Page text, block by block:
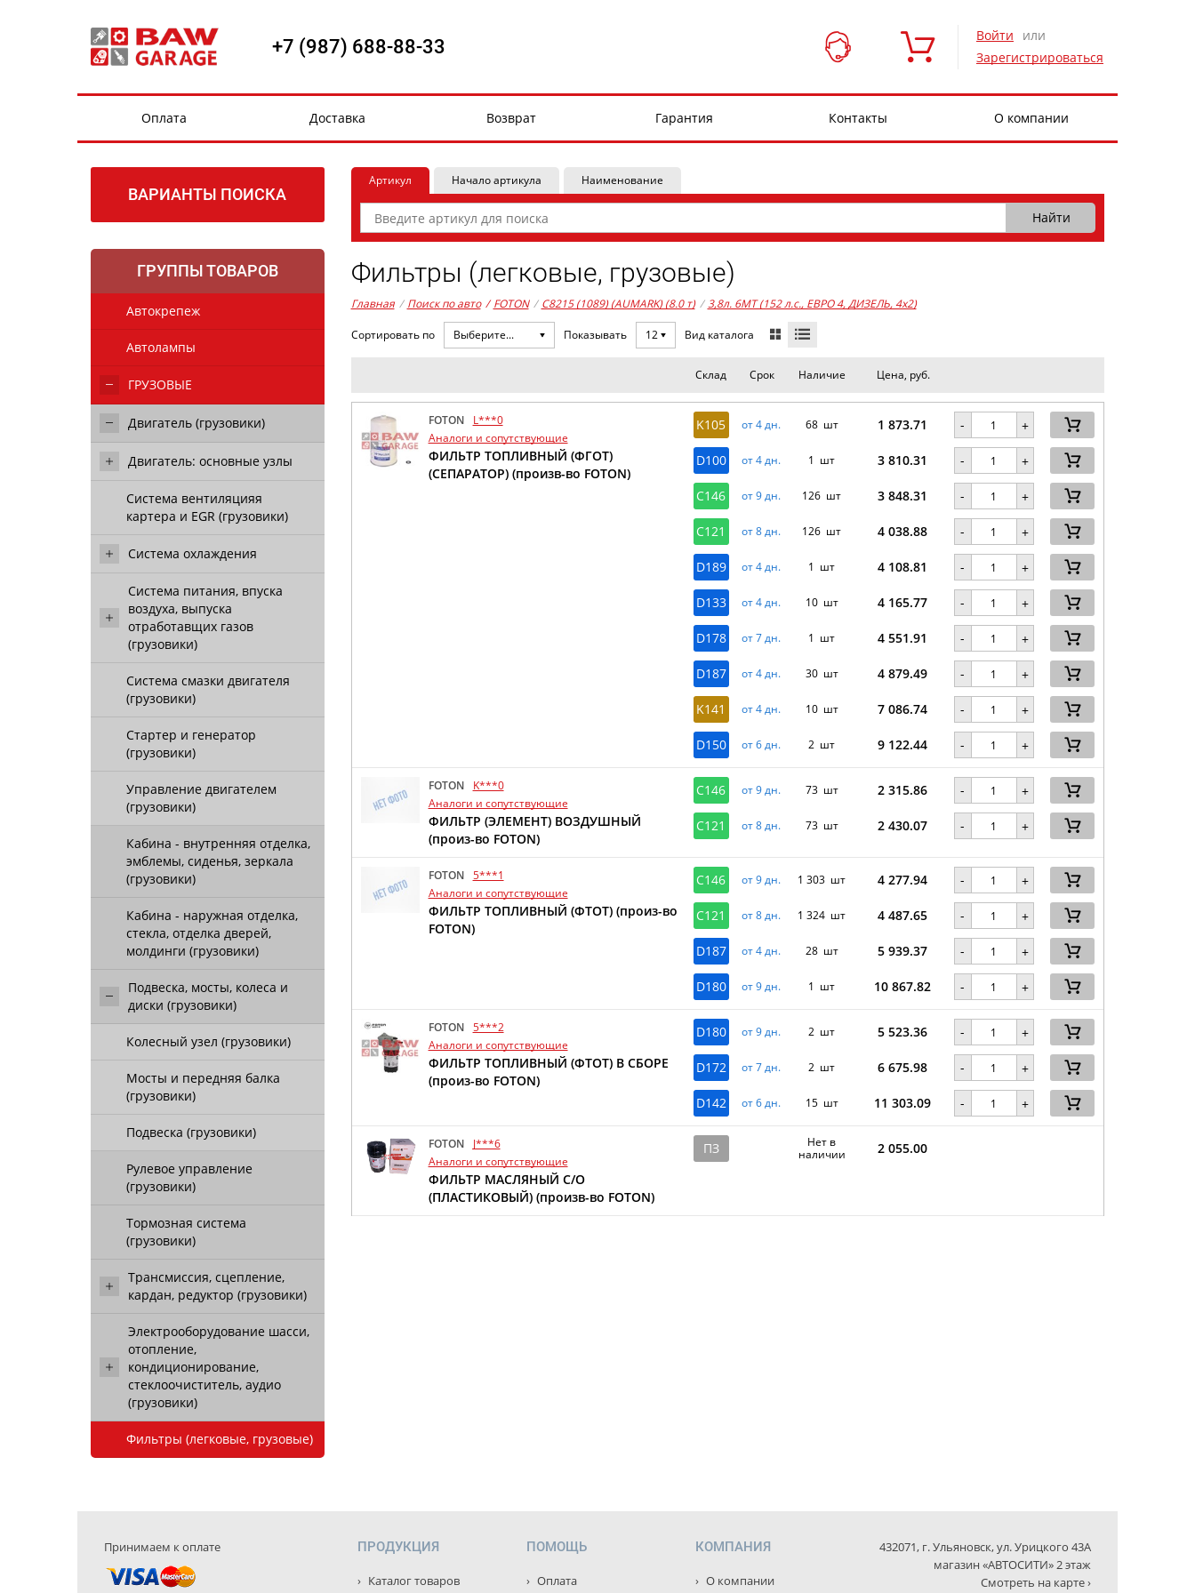
+7 (987) 688-88-33 Войти
или
Зарегистрироваться
Оплата Доставка Возврат Гарантия Контакты О компании
ВАРИАНТЫ ПОИСКА
ГРУППЫ ТОВАРОВ
Автокрепеж
Автолампы
ГРУЗОВЫЕ
Двигатель (грузовики)
Двигатель: основные узлы
Система вентиляцияя
картера и EGR (грузовики)
Система охлаждения
Система питания, впуска
воздуха, выпуска
отработавщих газов
(грузовики)
Система смазки двигателя
(грузовики)
Стартер и генератор
(грузовики)
Управление двигателем
(грузовики)
Кабина - внутренняя отделка,
эмблемы, сиденья, зеркала
(грузовики)
Кабина - наружная отделка,
стекла, отделка дверей,
молдинги (грузовики)
Подвеска, мосты, колеса и
диски (грузовики)
Колесный узел (грузовики)
Мосты и передняя балка
(грузовики)
Подвеска (грузовики)
Рулевое управление
(грузовики)
Тормозная система
(грузовики)
Трансмиссия, сцепление,
кардан, редуктор (грузовики)
Электрооборудование шасси,
отопление,
кондиционирование,
стеклоочиститель, аудио
(грузовики)
Фильтры (легковые, грузовые)
Артикул Начало артикула Наименование
Фильтры (легковые, грузовые)
Главная / Поиск по авто / FOTON / C8215 (1089) (AUMARK) (8.0 т) / 3,8л. 6MT (152 л.с., ЕВРО 4, ДИЗЕЛЬ, 4x2)
Сортировать по Выберите... Показывать 12 Вид каталога
Склад Срок Наличие Цена, руб.
FOTON
L***0
Аналоги и сопутствующие
ФИЛЬТР ТОПЛИВНЫЙ (ФГОТ)
(СЕПАРАТОР) (произв-во FOTON)
K105 от 4 дн. 68 шт 1 873.71 - +
D100 от 4 дн. 1 шт 3 810.31 - +
C146 от 9 дн. 126 шт 3 848.31 - +
C121 от 8 дн. 126 шт 4 038.88 - +
D189 от 4 дн. 1 шт 4 108.81 - +
D133 от 4 дн. 10 шт 4 165.77 - +
D178 от 7 дн. 1 шт 4 551.91 - +
D187 от 4 дн. 30 шт 4 879.49 - +
K141 от 4 дн. 10 шт 7 086.74 - +
D150 от 6 дн. 2 шт 9 122.44 - +
FOTON
K***0
Аналоги и сопутствующие
ФИЛЬТР (ЭЛЕМЕНТ) ВОЗДУШНЫЙ
(произ-во FOTON)
C146 от 9 дн. 73 шт 2 315.86 - +
C121 от 8 дн. 73 шт 2 430.07 - +
FOTON
5***1
Аналоги и сопутствующие
ФИЛЬТР ТОПЛИВНЫЙ (ФТОТ) (произ-во
FOTON)
C146 от 9 дн. 1 303 шт 4 277.94 - +
C121 от 8 дн. 1 324 шт 4 487.65 - +
D187 от 4 дн. 28 шт 5 939.37 - +
D180 от 9 дн. 1 шт 10 867.82 - +
FOTON
5***2
Аналоги и сопутствующие
ФИЛЬТР ТОПЛИВНЫЙ (ФТОТ) В СБОРЕ
(произ-во FOTON)
D180 от 9 дн. 2 шт 5 523.36 - +
D172 от 7 дн. 2 шт 6 675.98 - +
D142 от 6 дн. 15 шт 11 303.09 - +
FOTON
J***6
Аналоги и сопутствующие
ФИЛЬТР МАСЛЯНЫЙ С/О
(ПЛАСТИКОВЫЙ) (произв-во FOTON)
ПЗ
Нет в
наличии
2 055.00
Принимаем к оплате ПРОДУКЦИЯ
Каталог товаров
ПОМОЩЬ
Оплата
КОМПАНИЯ
О компании
432071, г. Ульяновск, ул. Урицкого 43А
магазин «АВТОСИТИ» 2 этаж
Смотреть на карте ›